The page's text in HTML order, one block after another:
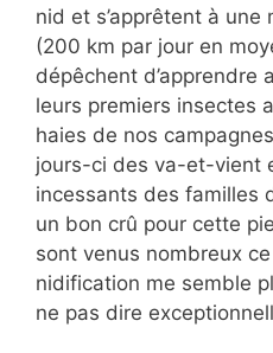
nid et s’apprêtent à une
(200 km par jour en
dépêchent d’apprendre
leurs premiers insectes
haies de nos
jours-ci des va-et-vient
incessants des familles
un bon crû pour cette
sont venus nombreux
nidification me semble
ne pas dire